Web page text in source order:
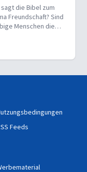
sagt die Bibel zum
Freundschaft? Sind
Menschen die
Feeds